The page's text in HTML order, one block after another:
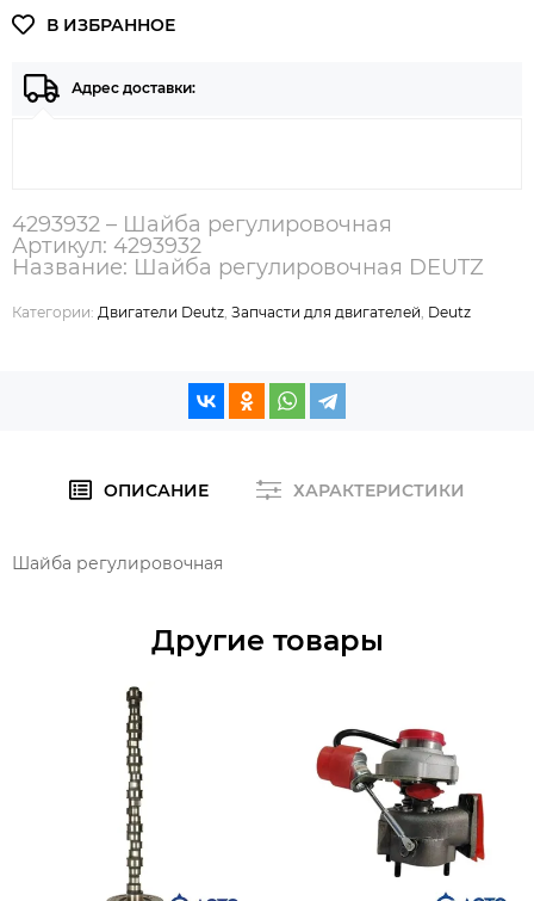
Адрес доставки:
4293932 – Шайба регулировочная
Артикул: 4293932
Название: Шайба регулировочная DEUTZ
Категории: Двигатели Deutz Запчасти для двигателей Deutz
ОПИСАНИЕ ХАРАКТЕРИСТИКИ
Шайба регулировочная
Другие товары